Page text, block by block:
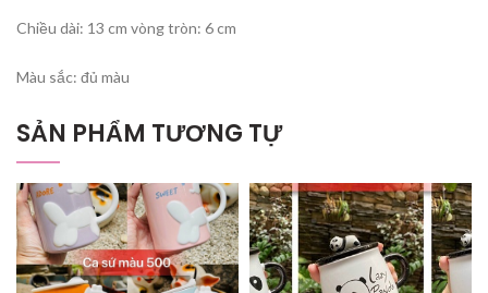
Chiều dài: 13 cm vòng tròn: 6 cm
Màu sắc: đủ màu
SẢN PHẨM TƯƠNG TỰ